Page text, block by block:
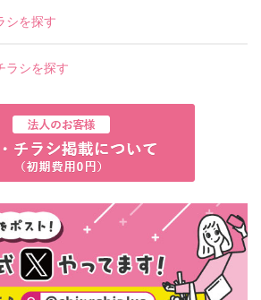
シを探す
ラシを探す